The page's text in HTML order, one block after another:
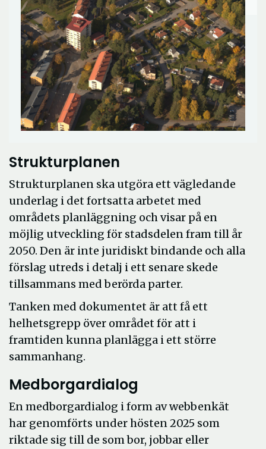
Strukturplanen
Strukturplanen ska utgöra ett vägledande
underlag i det fortsatta arbetet med
områdets planläggning och visar på en
möjlig utveckling för stadsdelen fram till år
2050. Den är inte juridiskt bindande och alla
förslag utreds i detalj i ett senare skede
tillsammans med berörda parter.
Tanken med dokumentet är att få ett
helhetsgrepp över området för att i
framtiden kunna planlägga i ett större
sammanhang.
Medborgardialog
En medborgardialog i form av webbenkät
har genomförts under hösten 2025 som
riktade sig till de som bor, jobbar eller